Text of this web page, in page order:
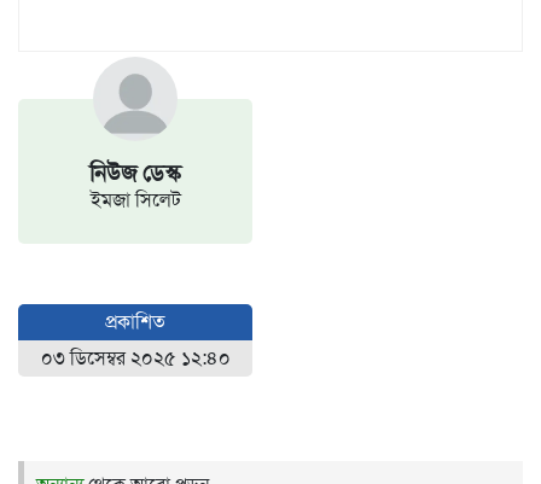
নিউজ ডেস্ক
ইমজা সিলেট
প্রকাশিত
০৩ ডিসেম্বর ২০২৫ ১২:৪০